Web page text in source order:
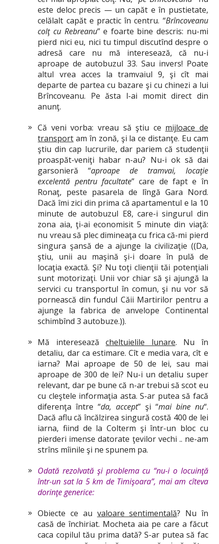
este deloc precis — un capăt e în pustietate,
celălalt capăt e practic în centru. “Brîncoveanu
colţ cu Rebreanu” e foarte bine descris: nu-mi
pierd nici eu, nici tu timpul discutînd despre o
adresă care nu mă interesează, că nu-i
aproape de autobuzul 33. Sau invers! Poate
altul vrea acces la tramvaiul 9, şi cît mai
departe de partea cu bazare şi cu chinezi a lui
Brîncoveanu. Pe ăsta l-ai momit direct din
anunţ.
Că veni vorba: vreau să ştiu ce mijloace de
transport am în zonă, şi la ce distanţe. Eu cam
ştiu din cap lucrurile, dar pariem că studenţii
proaspăt-veniţi habar n-au? Nu-i ok să dai
garsonieră “aproape de tramvai, locaţie
excelentă pentru facultate” care de fapt e în
Ronaţ, peste pasarela de lîngă Gara Nord.
Dacă îmi zici din prima că apartamentul e la 10
minute de autobuzul E8, care-i singurul din
zona aia, ţi-ai economisit 5 minute din viaţă:
nu vreau să plec dimineaţa cu frica că-mi pierd
singura şansă de a ajunge la civilizaţie ((Da,
ştiu, unii au maşină şi-i doare în pulă de
locaţia exactă. Şi? Nu toţi clienţii tăi potenţiali
sunt motorizaţi. Unii vor chiar să şi ajungă la
servici cu transportul în comun, şi nu vor să
pornească din fundul Căii Martirilor pentru a
ajunge la fabrica de anvelope Continental
schimbînd 3 autobuze.)).
Mă intereseazăcheltuielile lunare. Nu în
detaliu, dar ca estimare. Cît e media vara, cît e
iarna? Mai aproape de 50 de lei, sau mai
aproape de 300 de lei? Nu-i un detaliu super
relevant, dar pe bune că n-ar trebui să scot eu
cu cleştele informaţia asta. S-ar putea să facă
diferenţa între “da, accept” şi “mai bine nu“.
Dacă aflu că încălzirea singură costă 400 de lei
iarna, fiind de la Colterm şi într-un bloc cu
pierderi imense datorate ţevilor vechi .. ne-am
strîns mîinile şi ne spunem pa.
Odată rezolvată şi problema cu “nu-i o locuinţă
într-un sat la 5 km de Timişoara”, mai am cîteva
dorinţe generice:
Obiecte ce au valoare sentimentală? Nu în
casă de închiriat. Mocheta aia pe care a făcut
caca copilul tău prima dată? S-ar putea să fac